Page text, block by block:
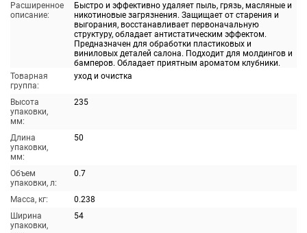
Расширенное
описание:
Быстро и эффективно удаляет пыль, грязь, масляные и
никотиновые загрязнения. Защищает от старения и
выгорания, восстанавливает первоначальную
структуру, обладает антистатическим эффектом.
Предназначен для обработки пластиковых и
виниловых деталей салона. Подходит для молдингов и
бамперов. Обладает приятным ароматом клубники.
Товарная
группа:
уход и очистка
Высота
упаковки,
мм:
235
Длина
упаковки,
мм:
50
Объем
упаковки, л:
0.7
Масса, кг:
0.238
Ширина
упаковки,
54